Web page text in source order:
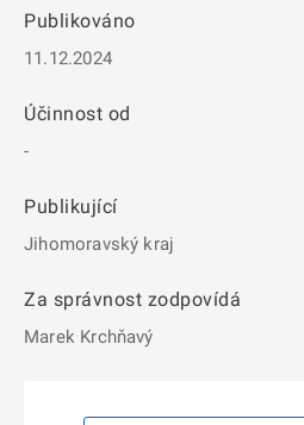
Publikováno
11.12.2024
Účinnost od
-
Publikující
Jihomoravský kraj
Za správnost zodpovídá
Marek Krchňavý